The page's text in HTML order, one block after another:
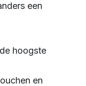
een
hoogste
en